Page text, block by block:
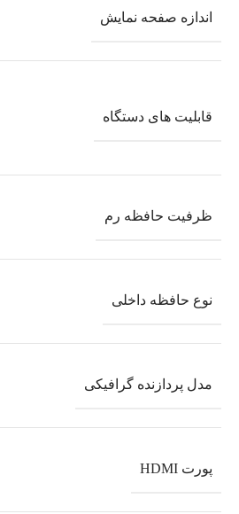
اندازه صفحه نمایش
قابلیت های دستگاه
ظرفیت حافظه رم
نوع حافظه داخلی
مدل پردازنده گرافیکی
پورت HDMI